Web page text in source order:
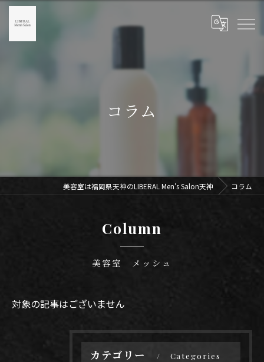
コラム
美容室は福岡県天神のLIBERAL Men's Salon天神 コラム
Column
美容室 メッシュ
対象の記事はございません
カテゴリー Categories